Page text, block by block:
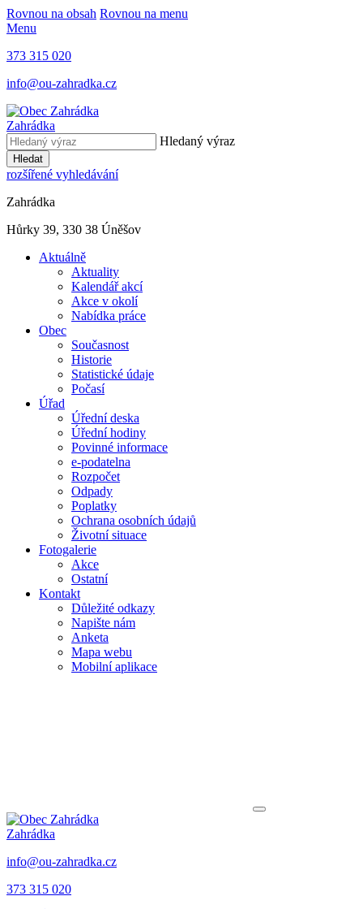
Rovnou na obsah Rovnou na menu
Menu
373 315 020
info@ou-zahradka.cz
Zahrádka
Hledaný výraz
Hledat
rozšířené vyhledávání
Zahrádka
Hůrky 39, 330 38 Úněšov
Aktuálně
Aktuality
Kalendář akcí
Akce v okolí
Nabídka práce
Obec
Současnost
Historie
Statistické údaje
Počasí
Úřad
Úřední deska
Úřední hodiny
Povinné informace
e-podatelna
Rozpočet
Odpady
Poplatky
Ochrana osobních údajů
Životní situace
Fotogalerie
Akce
Ostatní
Kontakt
Důležité odkazy
Napište nám
Anketa
Mapa webu
Mobilní aplikace
Zahrádka
info@ou-zahradka.cz
373 315 020